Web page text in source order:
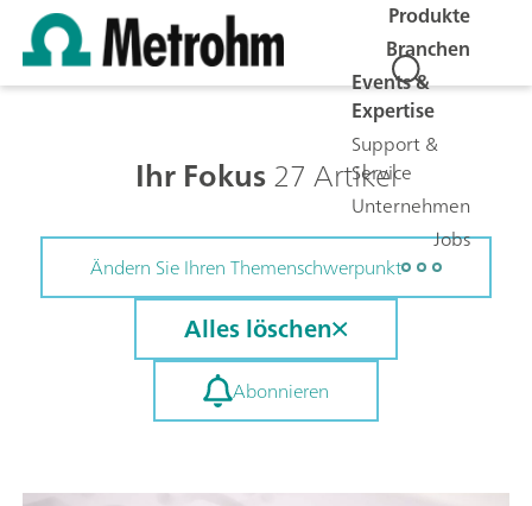
Produkte
Branchen
Events &
Expertise
Support &
Service
Unternehmen
Jobs
Ihr Fokus27 Artikel
Ändern Sie Ihren Themenschwerpunkt
Alles löschen
Abonnieren